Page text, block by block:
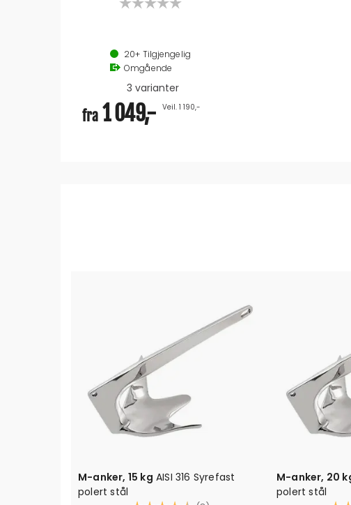
20+ Tilgjengelig
Omgående
3 varianter
fra 1 049,- Veil. 1 190,-
M-anker, 7,5 kg AISI 316 Syrefast
polert stål